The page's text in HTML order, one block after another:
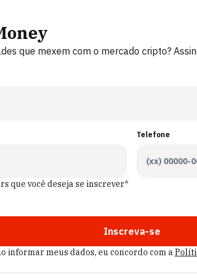
que mexem com o mercado cripto?
Telefone
que você deseja se inscrever*
Inscreva-se
informar meus dados, eu concordo com a